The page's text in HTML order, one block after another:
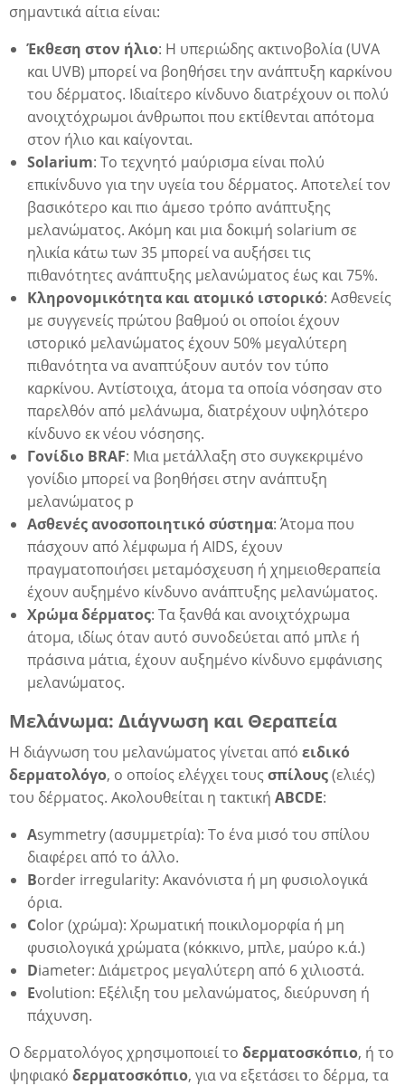
σημαντικά αίτια είναι:
Έκθεση στον ήλιο: Η υπεριώδης ακτινοβολία (UVA
και UVB) μπορεί να βοηθήσει την ανάπτυξη καρκίνου
του δέρματος. Ιδιαίτερο κίνδυνο διατρέχουν οι πολύ
ανοιχτόχρωμοι άνθρωποι που εκτίθενται απότομα
στον ήλιο και καίγονται.
Solarium: Το τεχνητό μαύρισμα είναι πολύ
επικίνδυνο για την υγεία του δέρματος. Αποτελεί τον
βασικότερο και πιο άμεσο τρόπο ανάπτυξης
μελανώματος. Ακόμη και μια δοκιμή solarium σε
ηλικία κάτω των 35 μπορεί να αυξήσει τις
πιθανότητες ανάπτυξης μελανώματος έως και 75%.
Κληρονομικότητα και ατομικό ιστορικό: Ασθενείς
με συγγενείς πρώτου βαθμού οι οποίοι έχουν
ιστορικό μελανώματος έχουν 50% μεγαλύτερη
πιθανότητα να αναπτύξουν αυτόν τον τύπο
καρκίνου. Αντίστοιχα, άτομα τα οποία νόσησαν στο
παρελθόν από μελάνωμα, διατρέχουν υψηλότερο
κίνδυνο εκ νέου νόσησης.
Γονίδιο BRAF: Μια μετάλλαξη στο συγκεκριμένο
γονίδιο μπορεί να βοηθήσει στην ανάπτυξη
μελανώματος p
Ασθενές ανοσοποιητικό σύστημα: Άτομα που
πάσχουν από λέμφωμα ή AIDS, έχουν
πραγματοποιήσει μεταμόσχευση ή χημειοθεραπεία
έχουν αυξημένο κίνδυνο ανάπτυξης μελανώματος.
Χρώμα δέρματος: Τα ξανθά και ανοιχτόχρωμα
άτομα, ιδίως όταν αυτό συνοδεύεται από μπλε ή
πράσινα μάτια, έχουν αυξημένο κίνδυνο εμφάνισης
μελανώματος.
Μελάνωμα: Διάγνωση και Θεραπεία
Η διάγνωση του μελανώματος γίνεται από ειδικό
δερματολόγο, ο οποίος ελέγχει τους σπίλους(ελιές)
του δέρματος. Ακολουθείται η τακτική ABCDE:
Asymmetry (ασυμμετρία): Το ένα μισό του σπίλου
διαφέρει από το άλλο.
Border irregularity: Ακανόνιστα ή μη φυσιολογικά
όρια.
Color (χρώμα): Χρωματική ποικιλομορφία ή μη
φυσιολογικά χρώματα (κόκκινο, μπλε, μαύρο κ.ά.)
Diameter: Διάμετρος μεγαλύτερη από 6 χιλιοστά.
Evolution: Εξέλιξη του μελανώματος, διεύρυνση ή
πάχυνση.
Ο δερματολόγος χρησιμοποιεί το δερματοσκόπιο, ή το
ψηφιακό δερματοσκόπιο, για να εξετάσει το δέρμα, τα